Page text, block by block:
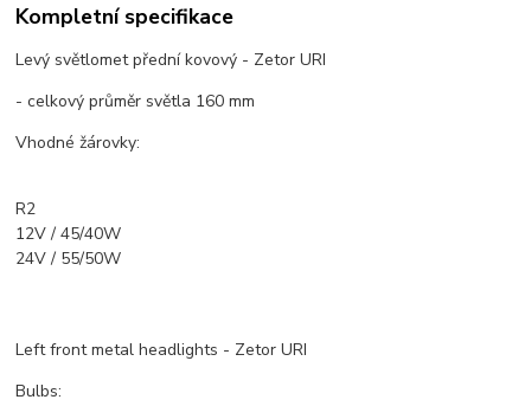
Kompletní specifikace
Levý světlomet přední kovový - Zetor URI
- celkový průměr světla 160 mm
Vhodné žárovky:
R2
12V / 45/40W
24V / 55/50W
Left front metal headlights - Zetor URI
Bulbs: